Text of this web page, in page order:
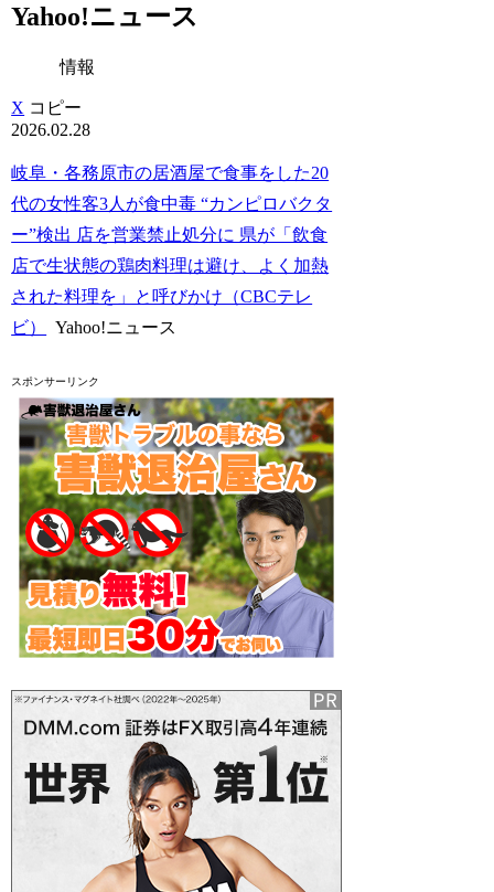
Yahoo!ニュース
情報
X コピー
2026.02.28
岐阜・各務原市の居酒屋で食事をした20
代の女性客3人が食中毒 “カンピロバクタ
ー”検出 店を営業禁止処分に 県が「飲食
店で生状態の鶏肉料理は避け、よく加熱
された料理を」と呼びかけ（CBCテレ
ビ）
Yahoo!ニュース
スポンサーリンク